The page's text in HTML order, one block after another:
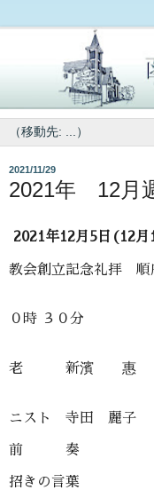
2021/11/29
2021年 12月
2021年12月5日(12
教会創立記念礼拝 順
開
０時 ３０分
司
老 新濱 惠
奏
ニスト 寺田 麗子
前 奏
招きの言葉 詩